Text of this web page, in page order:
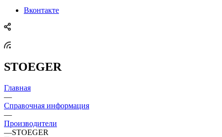
Вконтакте
STOEGER
Главная
—
Справочная информация
—
Производители
—STOEGER